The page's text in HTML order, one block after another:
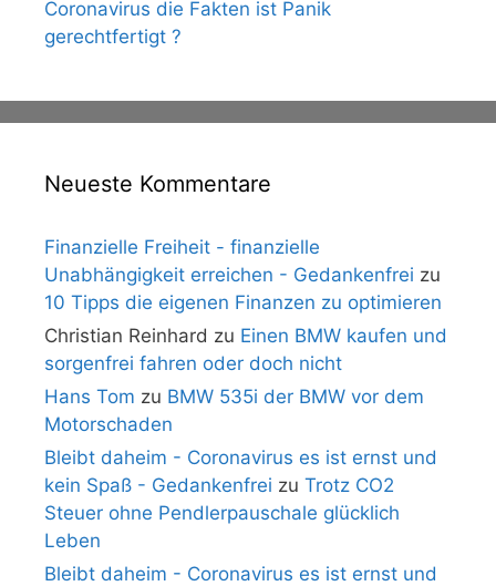
Coronavirus die Fakten ist Panik
gerechtfertigt ?
Neueste Kommentare
Finanzielle Freiheit - finanzielle
Unabhängigkeit erreichen - Gedankenfrei zu
10 Tipps die eigenen Finanzen zu optimieren
Christian Reinhard zu Einen BMW kaufen und
sorgenfrei fahren oder doch nicht
Hans Tom zu BMW 535i der BMW vor dem
Motorschaden
Bleibt daheim - Coronavirus es ist ernst und
kein Spaß - Gedankenfrei zu Trotz CO2
Steuer ohne Pendlerpauschale glücklich
Leben
Bleibt daheim - Coronavirus es ist ernst und